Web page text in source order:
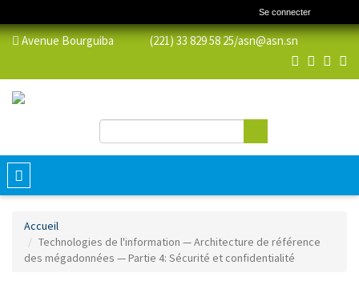
Se connecter
Avenue Bourguiba (221) 33 829 58 25/asn@asn.sn
Formulaire de recherche
Toggle
navigation
Accueil
Technologies de l'information — Architecture de référence
des mégadonnées — Partie 4: Sécurité et confidentialité